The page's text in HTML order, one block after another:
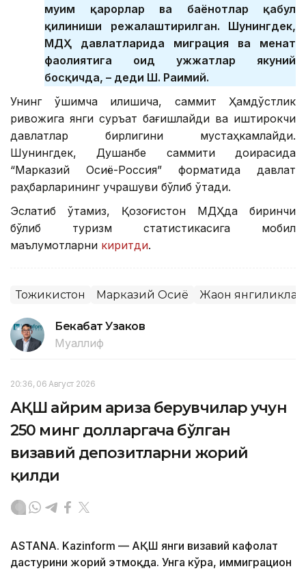
муҳим қарорлар ва баёнотлар қабул
қилиниши режалаштирилган. Шунингдек,
МДҲ давлатларида миграция ва меҳнат
фаолиятига оид ҳужжатлар якуний
босқичда, – деди Ш. Раҳимий.
Унинг қўшимча қилишича, саммит Ҳамдўстлик
ривожига янги суръат бағишлайди ва иштирокчи
давлатлар бирлигини мустаҳкамлайди.
Шунингдек, Душанбе саммити доирасида
“Марказий Осиё-Россия” форматида давлат
раҳбарларининг учрашуви бўлиб ўтади.
Эслатиб ўтамиз, Қозоғистон МДҲда биринчи
бўлиб туризм статистикасига мобил
маълумотларни киритди.
Тожикистон Марказий Осиё Жаҳон
Бекабат Узаков
Муаллиф
20:36, 06 Август 2026
АҚШ айрим ариза берувчилар учун
250 минг долларгача бўлган
визавий депозитларни жорий
қилди
ASTANA. Kazinform — АҚШ янги визавий кафолат
дастурини жорий этмоқда. Унга кўра, иммиграцион